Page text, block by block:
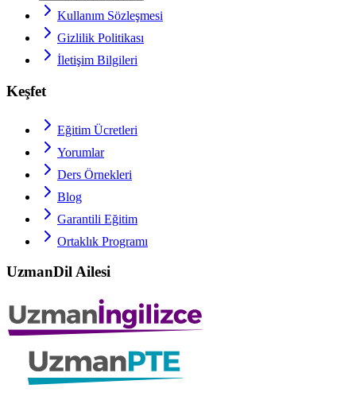
Kullanım Sözleşmesi
Gizlilik Politikası
İletişim Bilgileri
Keşfet
Eğitim Ücretleri
Yorumlar
Ders Örnekleri
Blog
Garantili Eğitim
Ortaklık Programı
UzmanDil Ailesi